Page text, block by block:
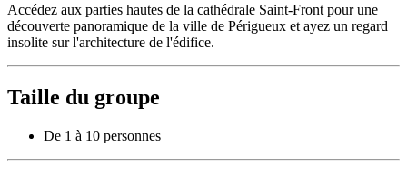
Accédez aux parties hautes de la cathédrale Saint-Front pour une
découverte panoramique de la ville de Périgueux et ayez un regard
insolite sur l'architecture de l'édifice.
Taille du groupe
De 1 à 10 personnes